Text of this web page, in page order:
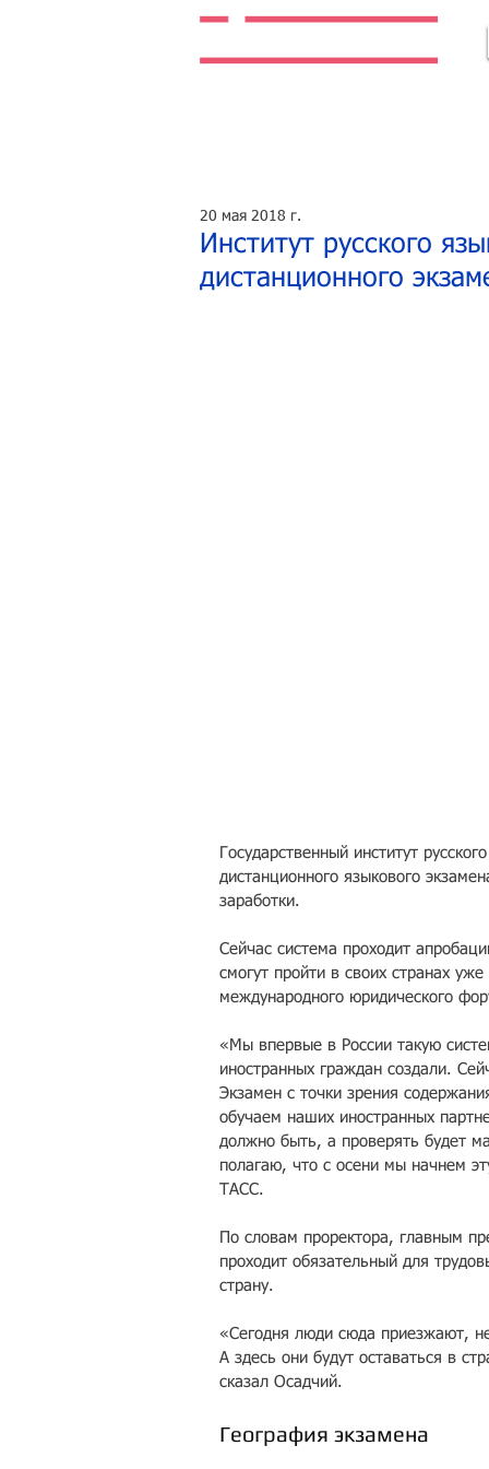
Институт русского
дистанционного
20 мая 2018 г.
Государственный институт
дистанционного языкового
заработки.
Сейчас система проходит
смогут пройти в своих странах
международного юридического
«Мы впервые в России такую
иностранных граждан создали.
Экзамен с точки зрения
обучаем наших иностранных
должно быть, а проверять будет
полагаю, что с осени мы начнем
ТАСС.
По словам проректора, главным
проходит обязательный для
страну.
«Сегодня люди сюда приезжают,
А здесь они будут оставаться в
сказал Осадчий.
География экзамена